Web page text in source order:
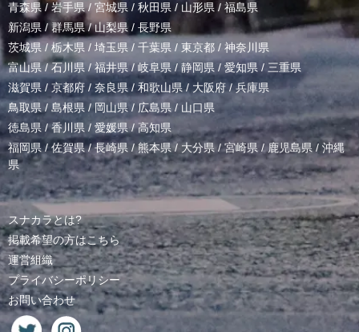
青森県 / 岩手県/ 宮城県 / 秋田県 / 山形県/ 福島県
新潟県 /群馬県/山梨県 / 長野県
茨城県 / 栃木県 / 埼玉県 / 千葉県 / 東京都 / 神奈川県
富山県 /石川県/福井県/岐阜県 / 静岡県 / 愛知県 / 三重県
滋賀県 / 京都府 / 奈良県 / 和歌山県/ 大阪府 /兵庫県
鳥取県/ 島根県 /岡山県/ 広島県 / 山口県
徳島県 /香川県 / 愛媛県/高知県
福岡県/佐賀県/長崎県 /熊本県/ 大分県/宮崎県 /鹿児島県 / 沖縄
県
スナカラとは?
掲載希望の方はこちら
運営組織
プライバシーポリシー
お問い合わせ